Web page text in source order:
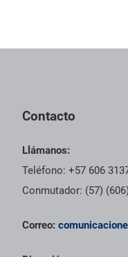
Contacto
Llámanos:
Teléfono: +57 606
Conmutador: (57)
Correo: